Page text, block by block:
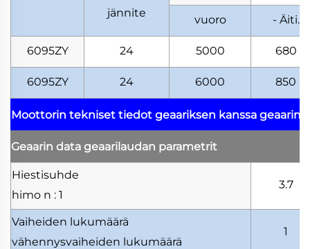
jännite
vuoro - Äiti.
6095ZY 24 5000 680
6095ZY 24 6000 850
Moottorin tekniset tiedot geaariksen kanssa
Geaarin data geaarilaudan parametrit
Hiestisuhde
himo n : 1
3.7
Vaiheiden lukumäärä
vähennysvaiheiden lukumäärä
1